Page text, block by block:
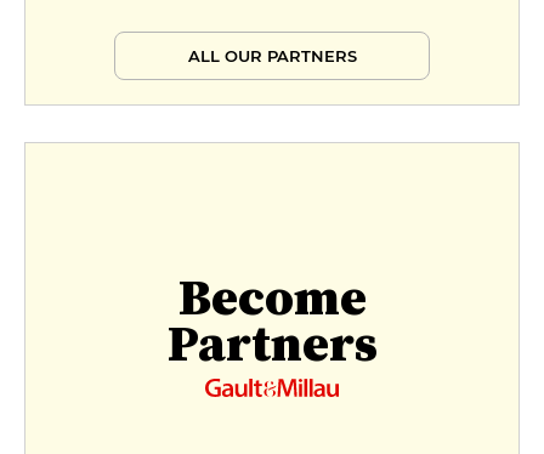
ALL OUR PARTNERS
Become
Partners